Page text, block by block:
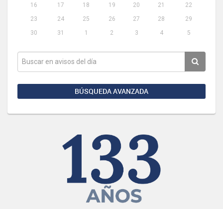
16
17 18 19 20 21
22
23
24 25 26 27 28
29
30
31 1 2 3 4 5
BÚSQUEDA AVANZADA